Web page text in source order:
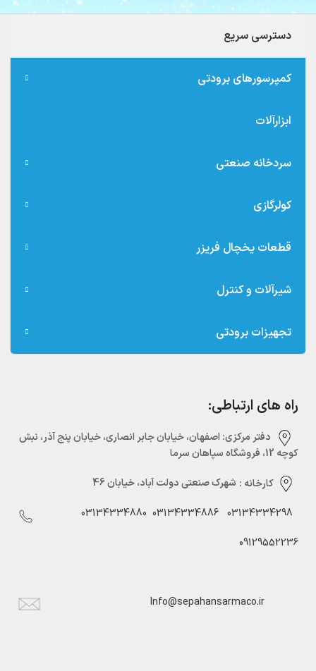
دسترسی سریع
کمپرسورهای برودتی
ابزارآلات
سردخانه صنعتی
کولرگازی
قطعات یخچال فریزر
شیرآلات و کنترل
تجهیزات برودتی
راه های ارتباطی:
دفتر مرکزی:‌ اصفهان، خیابان جابر انصاری، خیابان پنج آذر، نبش
کوچه 12، فروشگاه سپاهان سرما
کارخانه : شهرک صنعتی دولت آباد، خیابان 46
03134334298
03134334886
03134334880
09129552236
Info@sepahansarmaco.ir